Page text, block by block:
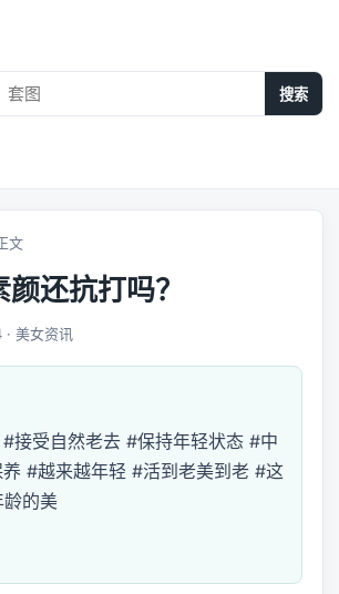
搜索
文
还抗打吗？
美女资讯
接受自然老去 #保持年轻状态 #中
#越来越年轻 #活到老美到老 #这
龄的美